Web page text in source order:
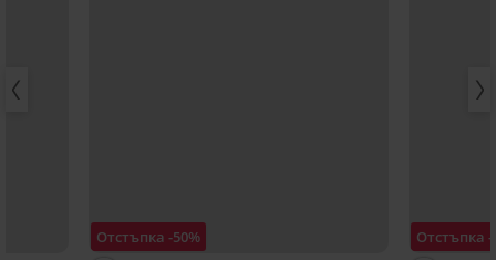
Отстъпка -50% Отстъпка -